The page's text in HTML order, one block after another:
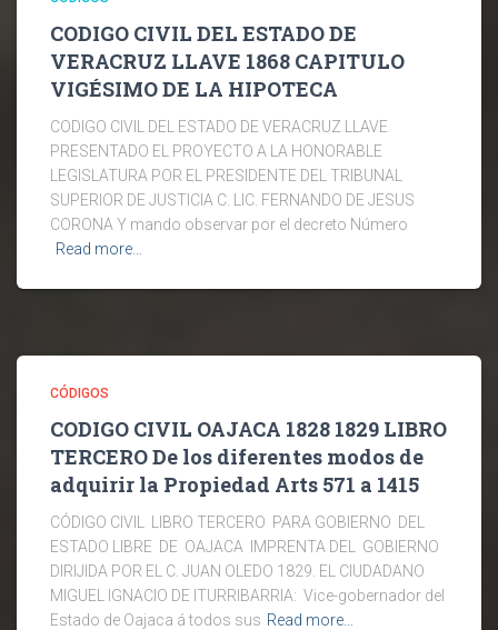
CODIGO CIVIL DEL ESTADO DE
VERACRUZ LLAVE 1868 CAPITULO
VIGÉSIMO DE LA HIPOTECA
CODIGO CIVIL DEL ESTADO DE VERACRUZ LLAVE
PRESENTADO EL PROYECTO A LA HONORABLE
LEGISLATURA POR EL PRESIDENTE DEL TRIBUNAL
SUPERIOR DE JUSTICIA C. LIC. FERNANDO DE JESUS
CORONA Y mando observar por el decreto Número
Read more…
CÓDIGOS
CODIGO CIVIL OAJACA 1828 1829 LIBRO
TERCERO De los diferentes modos de
adquirir la Propiedad Arts 571 a 1415
CÓDIGO CIVIL LIBRO TERCERO PARA GOBIERNO DEL
ESTADO LIBRE DE OAJACA IMPRENTA DEL GOBIERNO
DIRIJIDA POR EL C. JUAN OLEDO 1829. EL CIUDADANO
MIGUEL IGNACIO DE ITURRIBARRIA: Vice-gobernador del
Estado de Oajaca á todos sus Read more…